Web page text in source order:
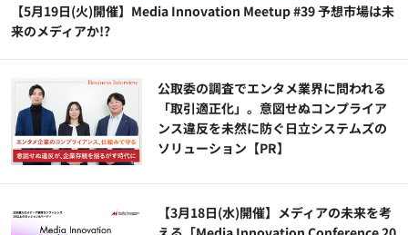
【5月19日(火)開催】Media Innovation Meetup #39 予想市場は未
来のメディアか!?
公​​取委の調査でエンタメ業界に問われる
「取引適正化」。意図せぬコンプライア
ンス違反を未然に防ぐ日立システムズの
ソリューション​【PR】
【3月18日(水)開催】メディアの未来を考